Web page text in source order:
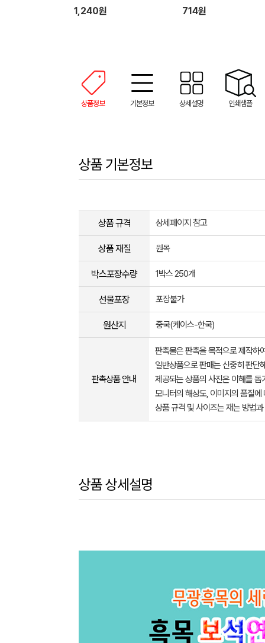
1,240원 714원
상품정보 기본정보 상세설명 인쇄샘플
상품 기본정보
상품 규격 상세페이지 참고
상품 재질 원목
박스포장수량 1박스 250개
선물포장 포장불가
원산지 중국(케이스-한국)
판촉상품 안내
판촉물은 판촉을 목적으로 제작하
일반상품으로 판매는 신중히 판단
제공되는 상품의 사진은 이해를
모니터의 해상도, 이미지의 품질
상품 규격 및 사이즈는 재는 방법
상품 상세설명